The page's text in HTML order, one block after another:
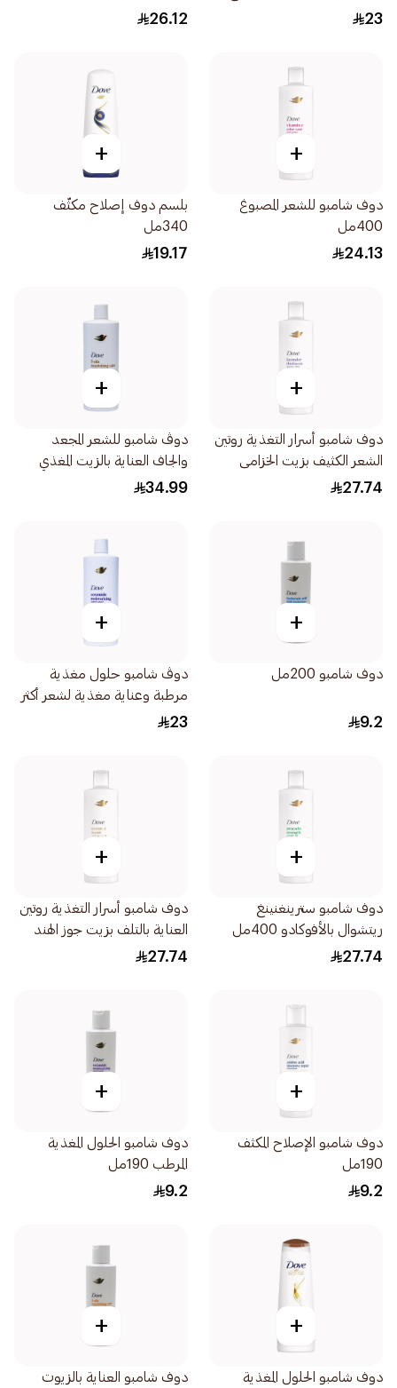
لتساقط الشعر للشعر الضعيف و
23
26.12
+
دوف شامبو للشعر المصبوغ
400مل
24.13
+
بلسم دوف إصلاح مكثّف
340مل
19.17
+
دوف شامبو أسرار التغذية روتين
الشعر الكثيف بزيت الخزامى
وخلاصة إكليل الجبل 400مل
27.74
+
دوڤ شامبو للشعر المجعد
والجاف العناية بالزيت المغذي
34.99
+
دوف شامبو 200مل
9.2
+
دوڤ شامبو حلول مغذية
مرطبة وعناية مغذية لشعر أكثر
نعومة بنسبة 100 590مل
23
+
دوف شامبو سترينغنينغ
ريتشوال بالأفوكادو 400مل
27.74
+
دوف شامبو أسرار التغذية روتين
العناية بالتلف بزيت جوز الهند
والزعفران 400مل
27.74
+
دوف شامبو الإصلاح المكثف
190مل
9.2
+
دوف شامبو الحلول المغذية
المرطب 190مل
9.2
+
دوف شامبو الحلول المغذية
+
دوف شامبو العناية بالزيوت